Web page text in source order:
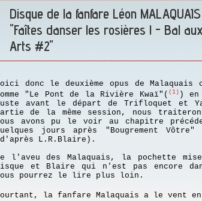
Disque de la fanfare Léon
"Faîtes danser les rosières ! - Bal
Arts #2"
donc le deuxième opus de
"Le Pont de la Rivière Kwaï"((1)) en
avant le départ de Trifloquet et
de la même session, nous
avons pu le voir au chapitre
jours après "Bougrement
L.R.Blaire).
l'aveu des Malaquais, la pochette
et Blaire qui n'est pas encore
pourrez le lire plus loin.
la fanfare Malaquais a le vent